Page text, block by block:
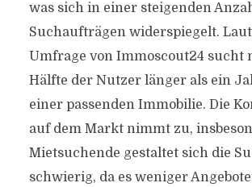
was sich in einer steigenden
Suchaufträgen widerspiegelt.
Umfrage von Immoscout24 sucht
Hälfte der Nutzer länger als ein
einer passenden Immobilie. Die
auf dem Markt nimmt zu,
Mietsuchende gestaltet sich die
schwierig, da es weniger